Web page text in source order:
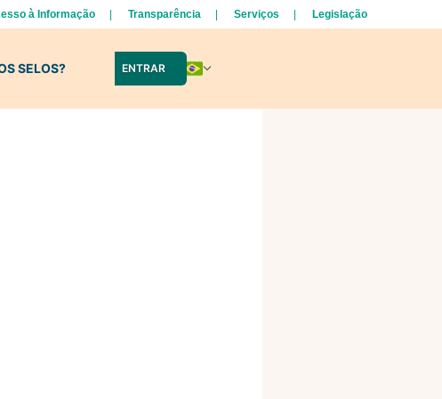
à Informação Transparência Serviços Legislação
SELOS? ENTRAR